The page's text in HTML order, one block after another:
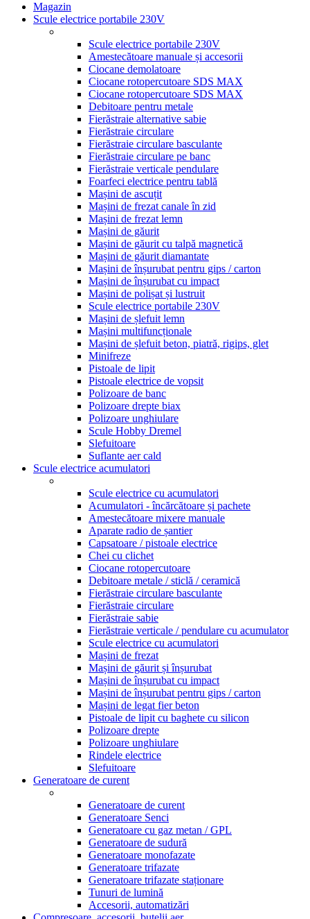
Magazin
Scule electrice portabile 230V
Scule electrice portabile 230V
Amestecătoare manuale și accesorii
Ciocane demolatoare
Ciocane rotopercutoare SDS MAX
Ciocane rotopercutoare SDS MAX
Debitoare pentru metale
Fierăstraie alternative sabie
Fierăstraie circulare
Fierăstraie circulare basculante
Fierăstraie circulare pe banc
Fierăstraie verticale pendulare
Foarfeci electrice pentru tablă
Mașini de ascuțit
Mașini de frezat canale în zid
Mașini de frezat lemn
Mașini de găurit
Mașini de găurit cu talpă magnetică
Mașini de găurit diamantate
Mașini de înșurubat pentru gips / carton
Mașini de înșurubat cu impact
Mașini de polișat și lustruit
Scule electrice portabile 230V
Mașini de șlefuit lemn
Mașini multifuncționale
Mașini de șlefuit beton, piatră, rigips, glet
Minifreze
Pistoale de lipit
Pistoale electrice de vopsit
Polizoare de banc
Polizoare drepte biax
Polizoare unghiulare
Scule Hobby Dremel
Slefuitoare
Suflante aer cald
Scule electrice acumulatori
Scule electrice cu acumulatori
Acumulatori - încărcătoare și pachete
Amestecătoare mixere manuale
Aparate radio de șantier
Capsatoare / pistoale electrice
Chei cu clichet
Ciocane rotopercutoare
Debitoare metale / sticlă / ceramică
Fierăstraie circulare basculante
Fierăstraie circulare
Fierăstraie sabie
Fierăstraie verticale / pendulare cu acumulator
Scule electrice cu acumulatori
Mașini de frezat
Mașini de găurit și înșurubat
Mașini de înșurubat cu impact
Mașini de înșurubat pentru gips / carton
Mașini de legat fier beton
Pistoale de lipit cu baghete cu silicon
Polizoare drepte
Polizoare unghiulare
Rindele electrice
Slefuitoare
Generatoare de curent
Generatoare de curent
Generatoare Senci
Generatoare cu gaz metan / GPL
Generatoare de sudură
Generatoare monofazate
Generatoare trifazate
Generatoare trifazate staționare
Tunuri de lumină
Accesorii, automatizări